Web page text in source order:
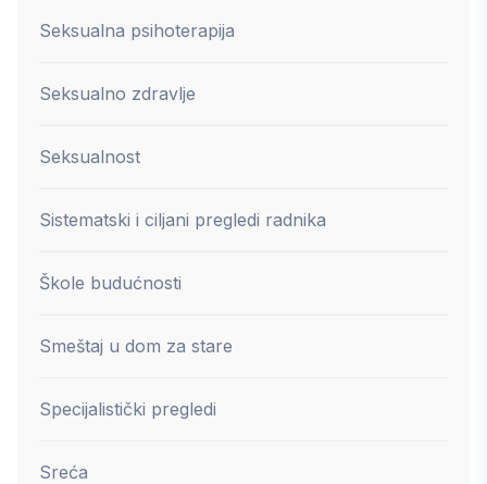
Seksualna psihoterapija
Seksualno zdravlje
Seksualnost
Sistematski i ciljani pregledi radnika
Škole budućnosti
Smeštaj u dom za stare
Specijalistički pregledi
Sreća